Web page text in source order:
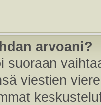
arvoani?
suoraan
viestien